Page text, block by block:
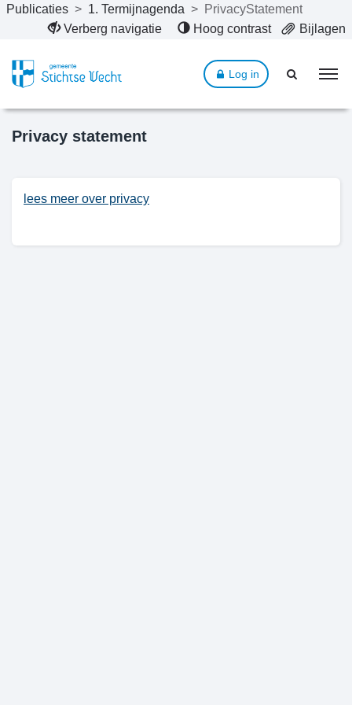
Naar hoofdinhoud
Publicaties > 1. Termijnagenda > PrivacyStatement
Verberg navigatie
Hoog contrast Bijlagen
Log in
Privacy statement
lees meer over privacy